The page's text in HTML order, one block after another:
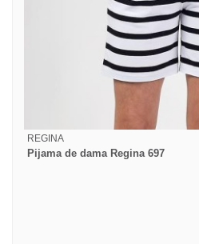
REGINA
Pijama de dama Regina 697